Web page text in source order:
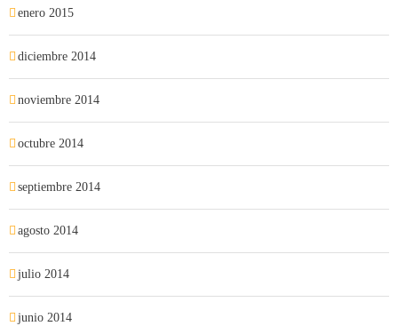
enero 2015
diciembre 2014
noviembre 2014
octubre 2014
septiembre 2014
agosto 2014
julio 2014
junio 2014